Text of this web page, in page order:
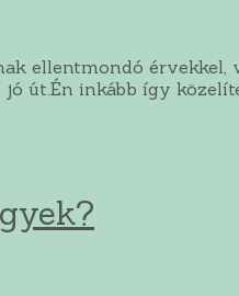
ellentmondó érvekkel,
út.Én inkább így